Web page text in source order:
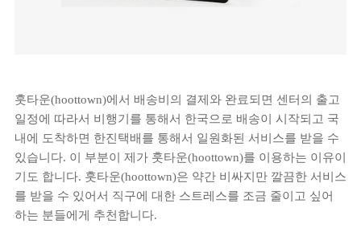
훗타운(hoottown)에서 배송비의 결제와 완료되면 센터의 출고
일정에 따라서 비행기를 통해서 한국으로 배송이 시작되고 국
내에 도착하면 한진택배를 통해서 일원화된 서비스를 받을 수
있습니다. 이 부분이 제가 훗타운(hoottown)를 이용하는 이유이
기도 합니다. 훗타운(hoottown)은 약간 비싸지만 깔끔한 서비스
를 받을 수 있어서 직구에 대한 스트레스를 조금 줄이고 싶어
하는 분들에게 추천합니다.